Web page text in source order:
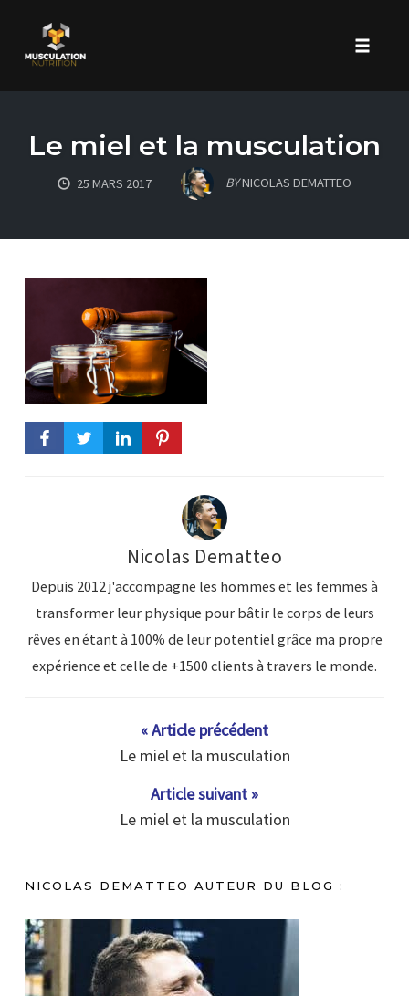
contentLe miel et la musculation
25 MARS 2017 BYNICOLAS DEMATTEO
Nicolas Dematteo
Depuis 2012 j'accompagne les hommes et les femmes à
transformer leur physique pour bâtir le corps de leurs
rêves en étant à 100% de leur potentiel grâce ma propre
expérience et celle de +1500 clients à travers le monde.
« Article précédent
Le miel et la musculation
Article suivant »
Le miel et la musculation
NICOLAS DEMATTEO AUTEUR DU BLOG :